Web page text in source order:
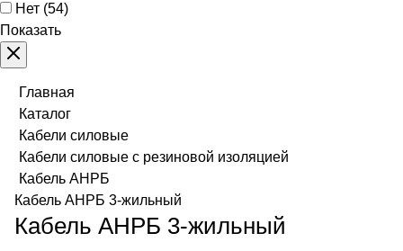
Нет (54)
Показать
Главная
Каталог
Кабели силовые
Кабели силовые с резиновой изоляцией
Кабель АНРБ
Кабель АНРБ 3-жильный
Кабель АНРБ 3-жильный